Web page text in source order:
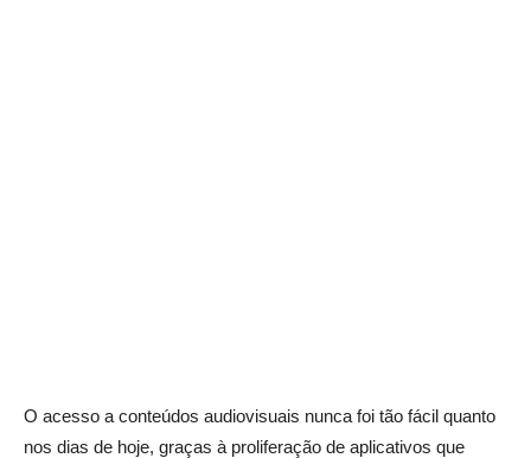
O acesso a conteúdos audiovisuais nunca foi tão fácil quanto
nos dias de hoje, graças à proliferação de aplicativos que